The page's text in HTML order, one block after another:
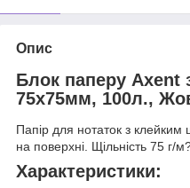
Опис
Блок паперу Axent
75х75мм, 100л.,
Папір для нотаток з
на поверхні. Щільність 75 г/
Характеристики: